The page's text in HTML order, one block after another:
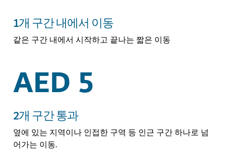
1개 구간 내에서 이동
같은 구간 내에서 시작하고 끝나는 짧은 이동
AED 5
2개 구간 통과
옆에 있는 지역이나 인접한 구역 등 인근 구간 하나로 넘
어가는 이동.